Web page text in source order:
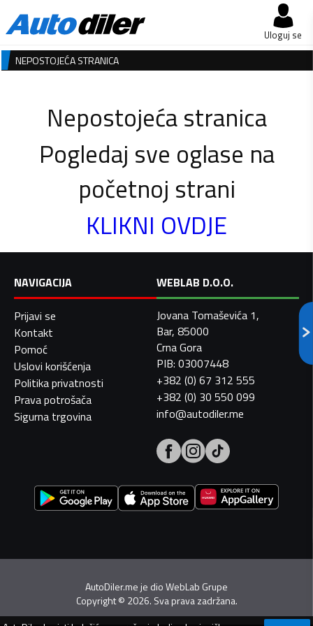
Uloguj se
NEPOSTOJEĆA STRANICA
Nepostojeća stranica
Pogledaj sve oglase na
početnoj strani
KLIKNI OVDJE
NAVIGACIJA
Prijavi se
Kontakt
Pomoć
Uslovi korišćenja
Politika privatnosti
Prava potrošača
Sigurna trgovina
WEBLAB D.O.O.
Jovana Tomaševića 1,
Bar, 85000
Crna Gora
PIB: 03007448
+382 (0) 67 312 555
+382 (0) 30 550 099
info@autodiler.me
AutoDiler.me je dioWebLab Grupe
Copyright© 2026. Sva prava zadržana.